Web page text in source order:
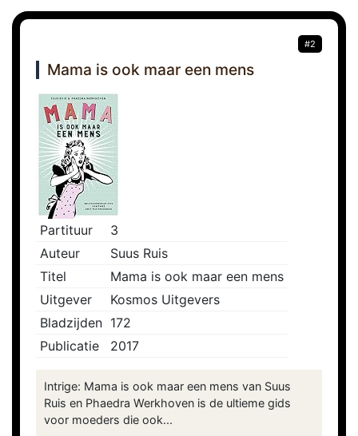
#2
Mama is ook maar een mens
Partituur
3
Auteur
Suus Ruis
Titel
Mama is ook maar een mens
Uitgever
Kosmos Uitgevers
Bladzijden 172
Publicatie
2017
Intrige: Mama is ook maar een mens van Suus
Ruis en Phaedra Werkhoven is de ultieme gids
voor moeders die ook...